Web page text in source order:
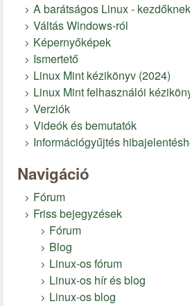
A barátságos Linux - kezdőknek
Váltás Windows-ról
Képernyőképek
Ismertető
Linux Mint kézikönyv (2024)
Linux Mint felhasználói
Verziók
Videók és bemutatók
Információgyűjtés
Navigáció
Fórum
Friss bejegyzések
Fórum
Blog
Linux-os fórum
Linux-os hír és blog
Linux-os blog